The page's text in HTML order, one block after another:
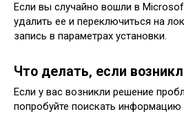
Если вы случайно вошли в
удалить ее и переключиться на
запись в параметрах установки.
Что делать‚ если
Если у вас возникли решение
попробуйте поискать